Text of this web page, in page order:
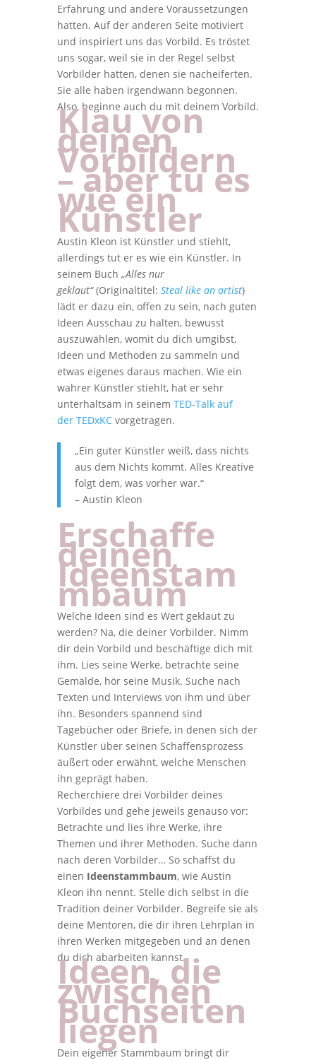
Erfahrung und andere Voraussetzungen
hatten. Auf der anderen Seite motiviert
und inspiriert uns das Vorbild. Es tröstet
uns sogar, weil sie in der Regel selbst
Vorbilder hatten, denen sie nacheiferten.
Sie alle haben irgendwann begonnen.
Also, beginne auch du mit deinem Vorbild.
Klau von
deinen
Vorbildern
– aber tu es
wie ein
Künstler
Austin Kleon ist Künstler und stiehlt,
allerdings tut er es wie ein Künstler. In
seinem Buch „Alles nur
geklaut“(Originaltitel: Steal like an artist)
lädt er dazu ein, offen zu sein, nach guten
Ideen Ausschau zu halten, bewusst
auszuwählen, womit du dich umgibst,
Ideen und Methoden zu sammeln und
etwas eigenes daraus machen. Wie ein
wahrer Künstler stiehlt, hat er sehr
unterhaltsam in seinem TED-Talk auf
der TEDxKCvorgetragen.
„Ein guter Künstler weiß, dass nichts
aus dem Nichts kommt. Alles Kreative
folgt dem, was vorher war.“
– Austin Kleon
Erschaffe
deinen
Ideenstam
mbaum
Welche Ideen sind es Wert geklaut zu
werden? Na, die deiner Vorbilder. Nimm
dir dein Vorbild und beschäftige dich mit
ihm. Lies seine Werke, betrachte seine
Gemälde, hör seine Musik. Suche nach
Texten und Interviews von ihm und über
ihn. Besonders spannend sind
Tagebücher oder Briefe, in denen sich der
Künstler über seinen Schaffensprozess
äußert oder erwähnt, welche Menschen
ihn geprägt haben.
Recherchiere drei Vorbilder deines
Vorbildes und gehe jeweils genauso vor:
Betrachte und lies ihre Werke, ihre
Themen und ihrer Methoden. Suche dann
nach deren Vorbilder… So schaffst du
einen Ideenstammbaum, wie Austin
Kleon ihn nennt. Stelle dich selbst in die
Tradition deiner Vorbilder. Begreife sie als
deine Mentoren, die dir ihren Lehrplan in
ihren Werken mitgegeben und an denen
du dich abarbeiten kannst.
Ideen, die
zwischen
Buchseiten
liegen
Dein eigener Stammbaum bringt dir